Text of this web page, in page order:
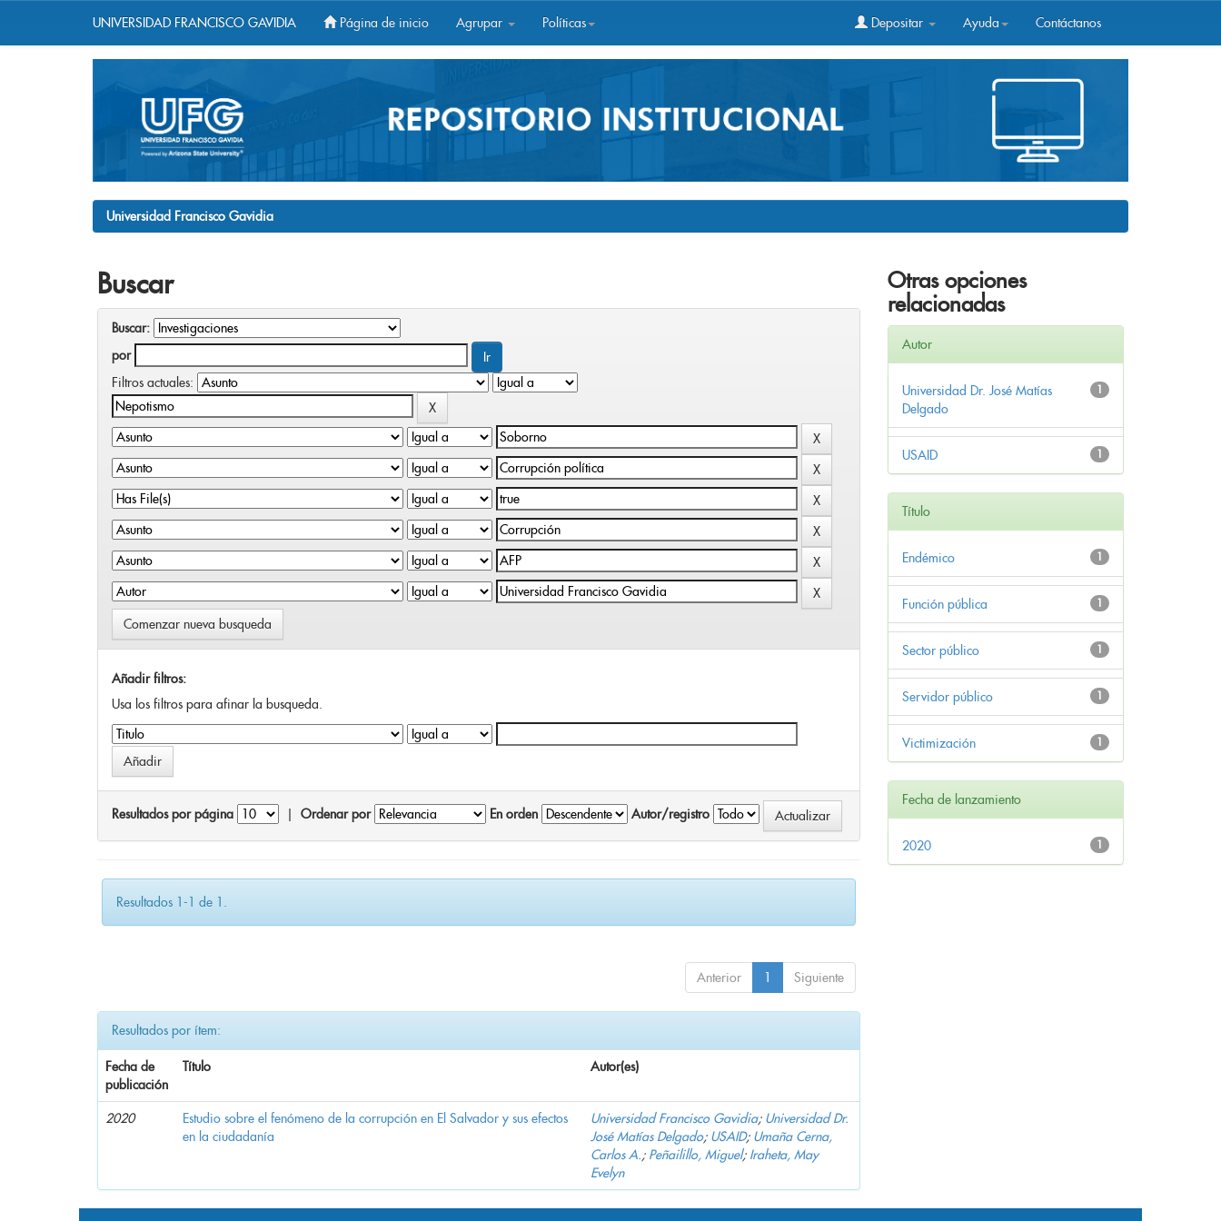
UNIVERSIDAD FRANCISCO GAVIDIA Página de inicio Agrupar Políticas Depositar Ayuda Contáctanos
Universidad Francisco Gavidia
Buscar
Buscar:
por
Filtros actuales:
Comenzar nueva busqueda
Añadir filtros:
Usa los filtros para afinar la busqueda.
Resultados por página Ordenar por En orden Autor/registro
Resultados 1-1 de 1.
Anterior 1 Siguiente
Resultados por ítem:
Fecha de
publicación
Título Autor(es)
2020
Estudio sobre el fenómeno de la corrupción en El Salvador y sus efectos
en la ciudadanía
Universidad Francisco Gavidia; Universidad Dr.
José Matías Delgado; USAID; Umaña Cerna,
Carlos A.; Peñailillo, Miguel; Iraheta, May
Evelyn
Otras opciones
relacionadas
Autor
1
Universidad Dr. José Matías
Delgado
1
USAID
Título
1
Endémico
1
Función pública
1
Sector público
1
Servidor público
1
Victimización
Fecha de lanzamiento
1
2020